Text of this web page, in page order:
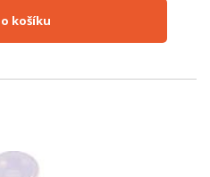
Do košíku